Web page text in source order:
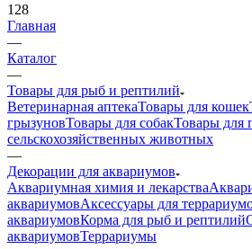
128
Главная
—
Каталог
—
Товары для рыб и рептилий
Ветеринарная аптекаТовары для кошек
грызуновТовары для собакТовары для
сельскохозяйственных животных
—
Декорации для аквариумов
Аквариумная химия и лекарства
аквариумовАксессуары для
аквариумовКорма для рыб и рептилий
аквариумовТеррариумы